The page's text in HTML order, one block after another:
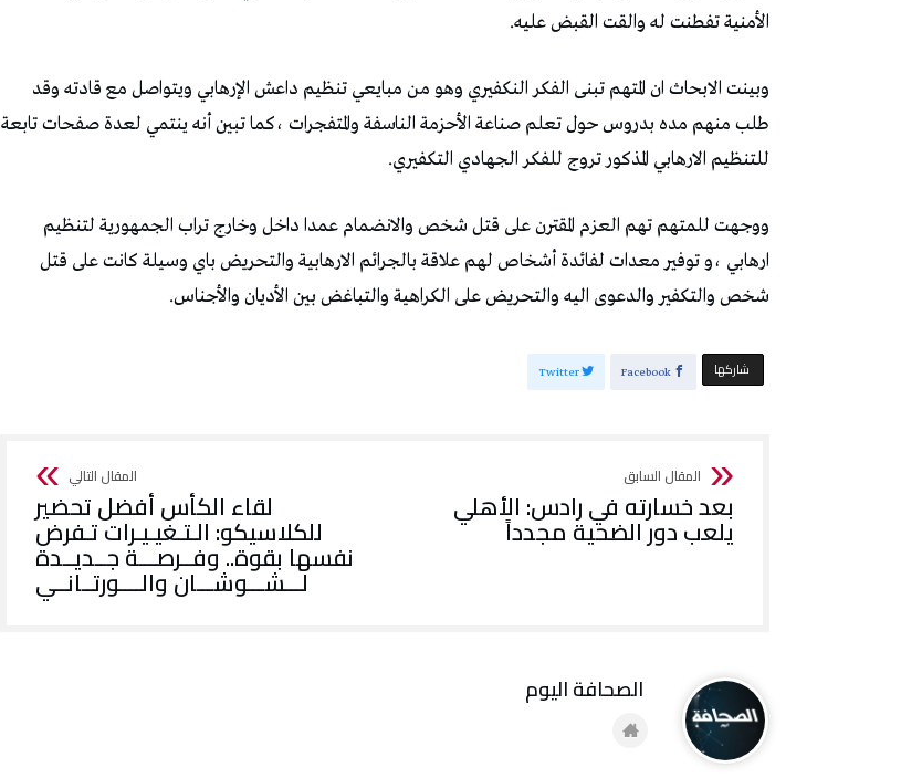
الأمنية تفطنت له والقت القبض عليه.
وبينت الابحاث ان المتهم تبنى الفكر النكفيري وهو من مبايعي تنظيم داعش الإرهابي ويتواصل مع قادته وقد
طلب منهم مده بدروس حول تعلم صناعة الأحزمة الناسفة والمتفجرات ،كما تبين أنه ينتمي لعدة صفحات تابعة
للتنظيم الارهابي المذكور تروج للفكر الجهادي التكفيري.
ووجهت للمتهم تهم العزم المقترن على قتل شخص والانضمام عمدا داخل وخارج تراب الجمهورية لتنظيم
ارهابي ،و توفير معدات لفائدة أشخاص لهم علاقة بالجرائم الارهابية والتحريض باي وسيلة كانت على قتل
شخص والتكفير والدعوى اليه والتحريض على الكراهية والتباغض بين الأديان والأجناس.
‫‫ شاركها‬ Facebook
Twitter
بعد خسارته في رادس: الأهلي
يلعب دور الضحية مجدداً ‬للكلاسيكو: الـتـغيـيـرات تـفرض
نفسها بقوة.. وفــرصـــة جــديــدة
لـــشـــوشـــان والــــورتــانــي